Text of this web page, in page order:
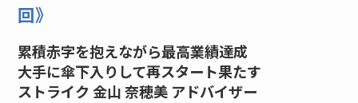
回》
累積赤字を抱えながら最高業績達成
大手に傘下入りして再スタート果たす
ストライク 金山 奈穂美 アドバイザー